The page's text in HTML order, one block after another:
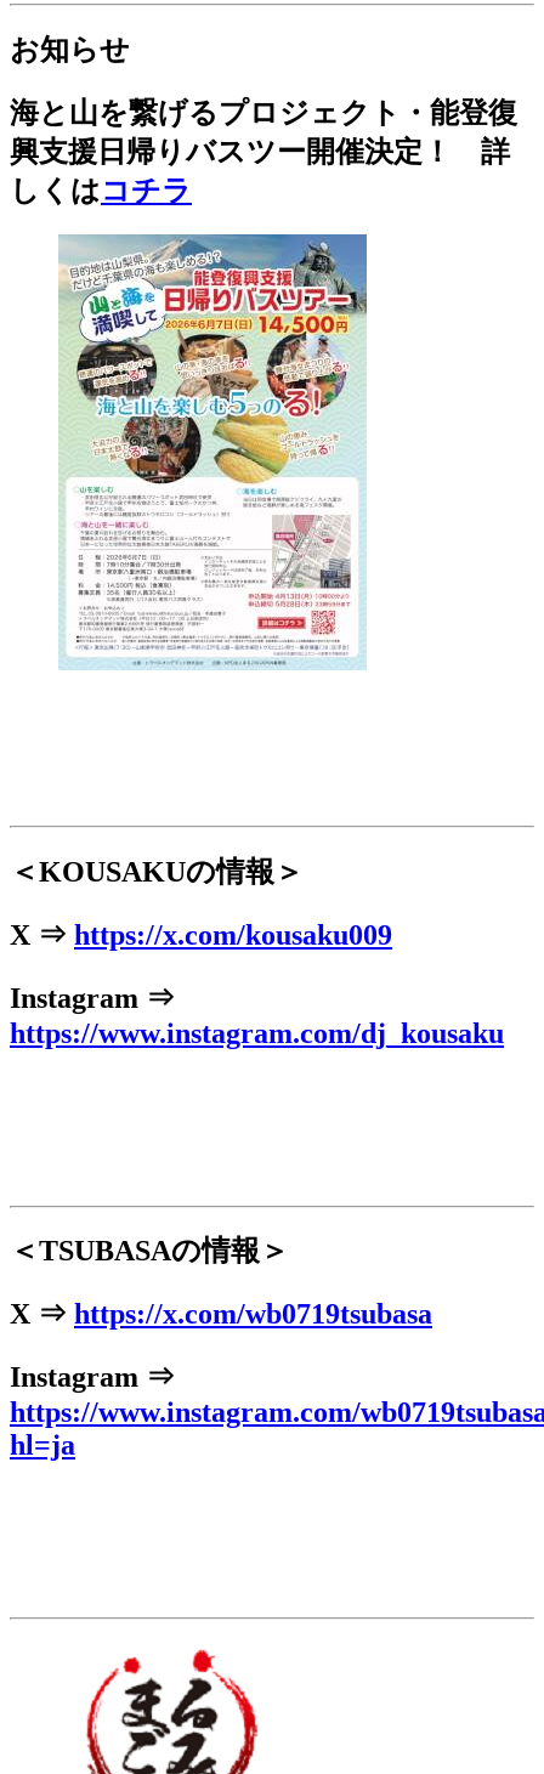
お知らせ
海と山を繋げるプロジェクト・能登復
興支援日帰りバスツー開催決定！ 詳
しくはコチラ
＜KOUSAKUの情報＞
X ⇒ https://x.com/kousaku009
Instagram ⇒
https://www.instagram.com/dj_kousaku
＜TSUBASAの情報＞
X ⇒ https://x.com/wb0719tsubasa
Instagram ⇒
https://www.instagram.com/
hl=ja